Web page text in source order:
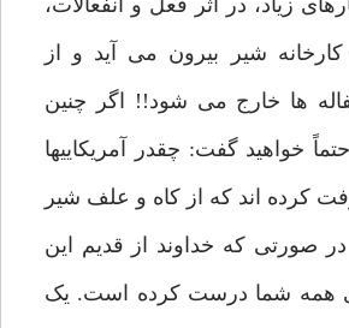
زیاد، در اثر فعل و انفعالات،
شیر بیرون می آید و از
ها خارج می شود!! اگر چنین
خواهید گفت: چقدر آمریکاییها
کرده اند که از کاه و علف شیر
در صورتی که خداوند از قدیم این
همه شما درست کرده است. یک